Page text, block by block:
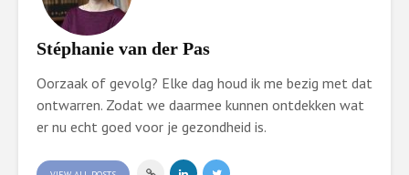
Stéphanie van der Pas
Oorzaak of gevolg? Elke dag houd ik me bezig met dat
ontwarren. Zodat we daarmee kunnen ontdekken wat
er nu echt goed voor je gezondheid is.